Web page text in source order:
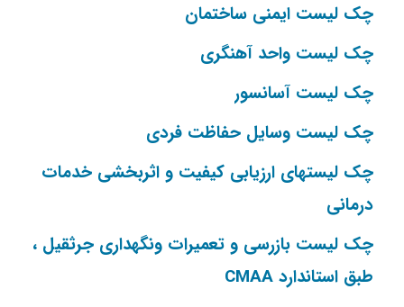
چک لیست ایمنی ساختمان
چک لیست واحد آهنگری
چک لیست آسانسور
چک لیست وسایل حفاظت فردی
چک لیستهای ارزیابی کیفیت و اثربخشی خدمات
درمانی
چک لیست بازرسی و تعمیرات ونگهداری جرثقیل ،
طبق استاندارد CMAA